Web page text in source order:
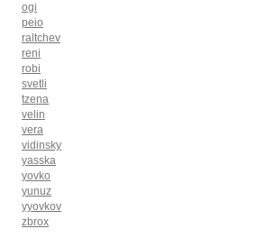
ogi
peio
raltchev
reni
robi
svetli
tzena
velin
vera
vidinsky
yasska
yovko
yunuz
yyovkov
zbrox